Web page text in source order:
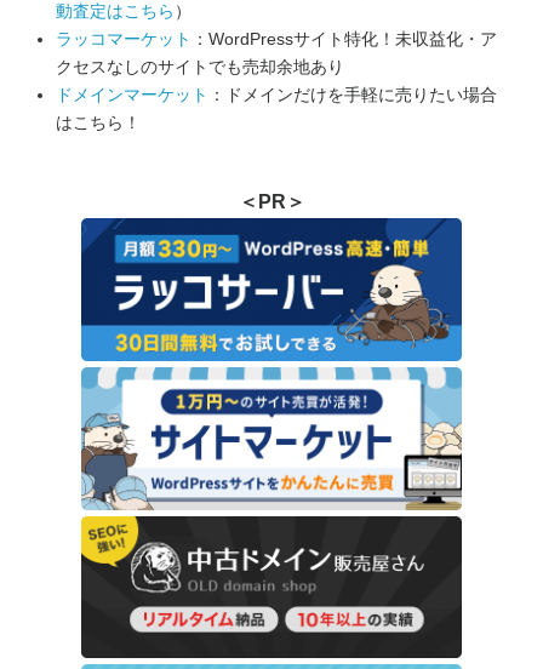
動査定はこちら ）
ラッコマーケット ：WordPressサイト特化！未収益化・ア
クセスなしのサイトでも売却余地あり
ドメインマーケット ：ドメインだけを手軽に売りたい場合
はこちら！
＜PR＞